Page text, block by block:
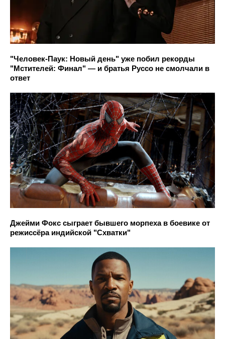
"Человек-Паук: Новый день" уже побил рекорды
"Мстителей: Финал" — и братья Руссо не смолчали в
ответ
Джейми Фокс сыграет бывшего морпеха в боевике от
режиссёра индийской "Схватки"